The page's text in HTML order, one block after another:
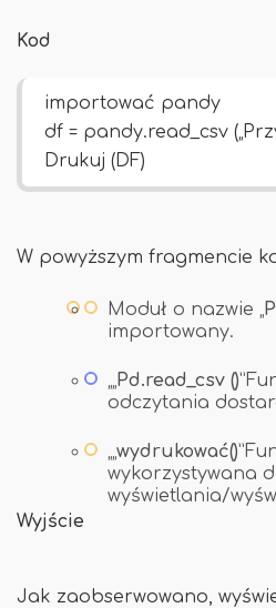
Kod
importować pandy
df = pandy.read_csv
Drukuj (DF)
W powyższym fragmencie
Moduł o nazwie „
importowany.
„„Pd.read_csv ()
odczytania
„„wydrukować()
wykorzystywana
wyświetlania/
Wyjście
Jak zaobserwowano,